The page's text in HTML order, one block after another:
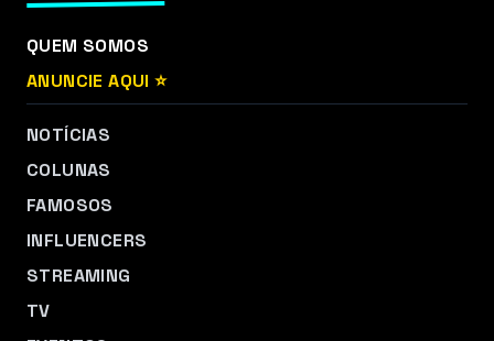
QUEM SOMOS
ANUNCIE AQUI ⭐
NOTÍCIAS
COLUNAS
FAMOSOS
INFLUENCERS
STREAMING
TV